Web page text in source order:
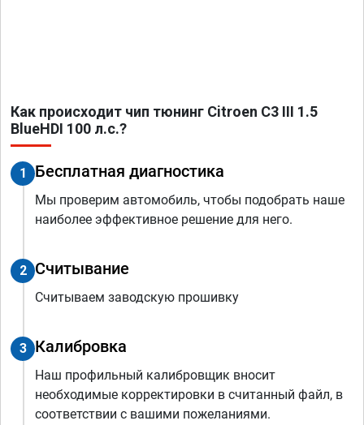
Как происходит чип тюнинг Citroen C3 III 1.5
BlueHDI 100 л.с.?
1 Бесплатная диагностика
Мы проверим автомобиль, чтобы подобрать наше
наиболее эффективное решение для него.
2 Считывание
Считываем заводскую прошивку
3 Калибровка
Наш профильный калибровщик вносит
необходимые корректировки в считанный файл, в
соответствии с вашими пожеланиями.